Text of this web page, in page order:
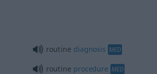
routine diagnosis MED
routine procedure MED